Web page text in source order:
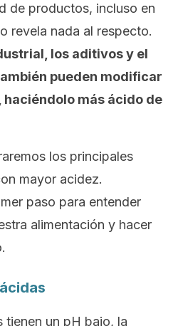
de productos, incluso en
revela nada al respecto.
los aditivos y el
pueden modificar
haciéndolo más ácido de
los principales
mayor acidez.
paso para entender
alimentación y hacer
tienen un pH bajo, la